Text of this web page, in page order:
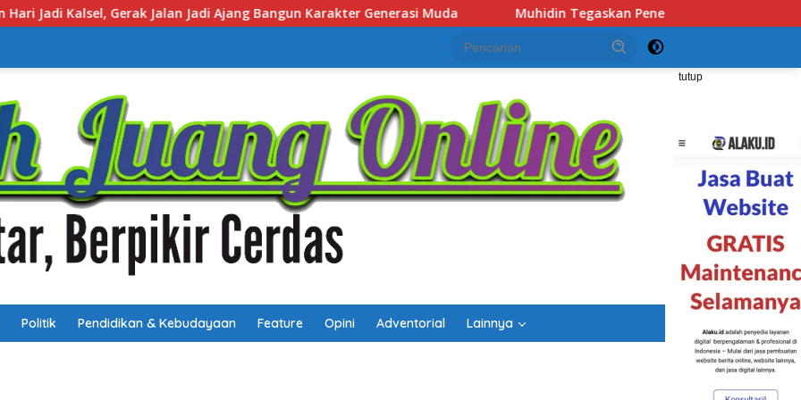
Bangun Karakter Generasi Muda Muhidin Tegaskan Penempatan Pejabat Kalsel Berbasis Kompetensi, “Tak Ada
tutup
Politik Pendidikan & Kebudayaan Feature Opini Adventorial Lainnya